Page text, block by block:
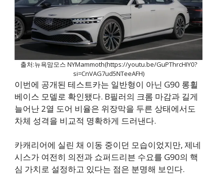
출처:뉴욕맘모스 NYMammoth(https://youtu.be/GuPThrcHIY0?
si=CnVAG7ud5NTeeAFH)
이번에 공개된 테스트카는 일반형이 아닌 G90 롱휠
베이스 모델로 확인됐다. B필러의 크롬 마감과 길게
늘어난 2열 도어 비율은 위장막을 두른 상태에서도
차체 성격을 비교적 명확하게 드러낸다.
카캐리어에 실린 채 이동 중이던 모습이었지만, 제네
시스가 여전히 의전과 쇼퍼드리븐 수요를 G90의 핵
심 가치로 설정하고 있다는 점은 분명해 보인다.